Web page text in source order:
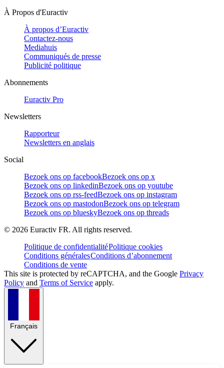
À Propos d'Euractiv
À propos d’Euractiv
Contactez-nous
Mediahuis
Communiqués de presse
Publicité politique
Abonnements
Euractiv Pro
Newsletters
Rapporteur
Newsletters en anglais
Social
Bezoek ons op facebookBezoek ons op x
Bezoek ons op linkedinBezoek ons op youtube
Bezoek ons op rss-feedBezoek ons op instagram
Bezoek ons op mastodonBezoek ons op telegram
Bezoek ons op blueskyBezoek ons op threads
© 2026 Euractiv FR. All rights reserved.
Politique de confidentialitéPolitique cookies
Conditions généralesConditions d’abonnement
Conditions de vente
This site is protected by reCAPTCHA, and the Google Privacy
Policy and Terms of Service apply.
Français